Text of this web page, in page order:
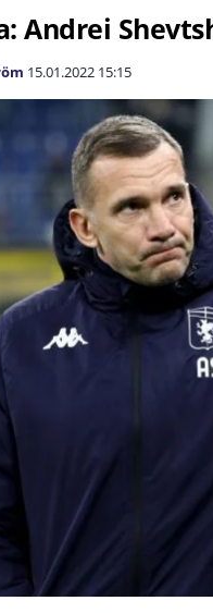
Andrei
15.01.2022 15:15